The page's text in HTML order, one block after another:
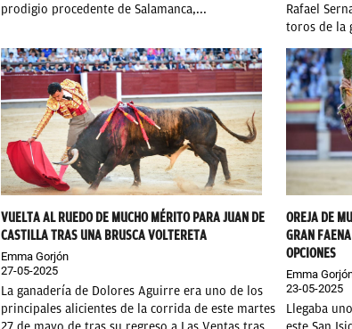
prodigio procedente de Salamanca,...
Rafael
toros de la
VUELTA AL RUEDO DE MUCHO MÉRITO PARA JUAN DE
CASTILLA TRAS UNA BRUSCA VOLTERETA
Emma Gorjón
27-05-2025
La ganadería de Dolores Aguirre era uno de los
principales alicientes de la corrida de este martes
OREJA DE
GRAN
OPCIONES
Emma
23-05-2025
Llegaba